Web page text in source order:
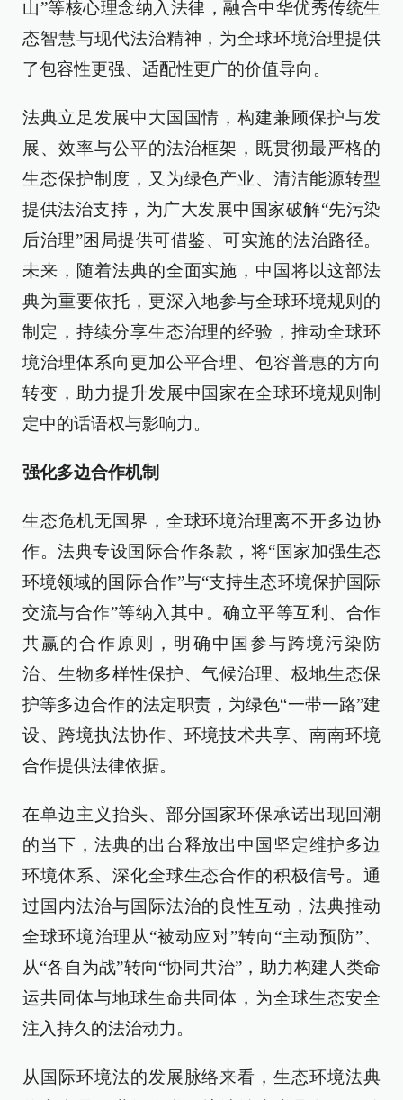
山”等核心理念纳入法律，融合中华优秀传统生
态智慧与现代法治精神，为全球环境治理提供
了包容性更强、适配性更广的价值导向。
法典立足发展中大国国情，构建兼顾保护与发
展、效率与公平的法治框架，既贯彻最严格的
生态保护制度，又为绿色产业、清洁能源转型
提供法治支持，为广大发展中国家破解“先污染
后治理”困局提供可借鉴、可实施的法治路径。
未来，随着法典的全面实施，中国将以这部法
典为重要依托，更深入地参与全球环境规则的
制定，持续分享生态治理的经验，推动全球环
境治理体系向更加公平合理、包容普惠的方向
转变，助力提升发展中国家在全球环境规则制
定中的话语权与影响力。
强化多边合作机制
生态危机无国界，全球环境治理离不开多边协
作。法典专设国际合作条款，将“国家加强生态
环境领域的国际合作”与“支持生态环境保护国际
交流与合作”等纳入其中。确立平等互利、合作
共赢的合作原则，明确中国参与跨境污染防
治、生物多样性保护、气候治理、极地生态保
护等多边合作的法定职责，为绿色“一带一路”建
设、跨境执法协作、环境技术共享、南南环境
合作提供法律依据。
在单边主义抬头、部分国家环保承诺出现回潮
的当下，法典的出台释放出中国坚定维护多边
环境体系、深化全球生态合作的积极信号。通
过国内法治与国际法治的良性互动，法典推动
全球环境治理从“被动应对”转向“主动预防”、
从“各自为战”转向“协同共治”，助力构建人类命
运共同体与地球生命共同体，为全球生态安全
注入持久的法治动力。
从国际环境法的发展脉络来看，生态环境法典